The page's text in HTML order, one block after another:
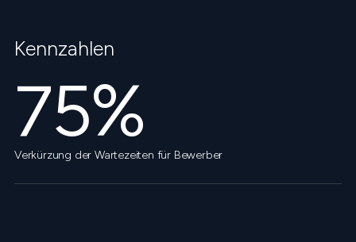
Kennzahlen
75%
Verkürzung der Wartezeiten für Bewerber